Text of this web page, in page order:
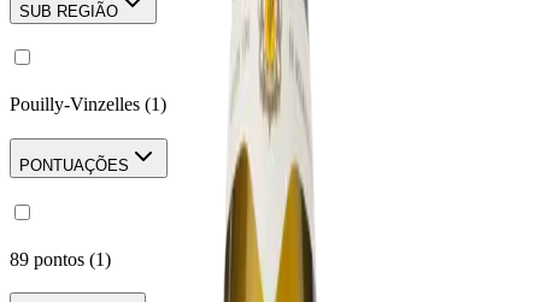
SUB REGIÃO
Pouilly-Vinzelles (1)
PONTUAÇÕES
89 pontos (1)